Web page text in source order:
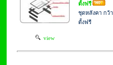
view
ตั้งฟรี
ชุดหลังคา กว้
ตั้งฟรี